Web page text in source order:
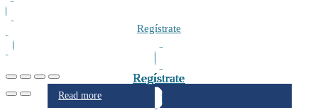
Regístrate
Regístrate
Regístrate
Regístrate
Read more
Regístrate
Regístrate
Read more
Regístrate
Regístrate
Regístrate